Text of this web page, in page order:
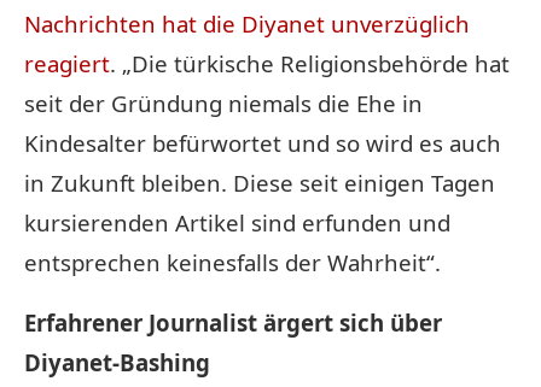
Nachrichten hat die Diyanet unverzüglich
reagiert. „Die türkische Religionsbehörde hat
seit der Gründung niemals die Ehe in
Kindesalter befürwortet und so wird es auch
in Zukunft bleiben. Diese seit einigen Tagen
kursierenden Artikel sind erfunden und
entsprechen keinesfalls der Wahrheit“.
Erfahrener Journalist ärgert sich über
Diyanet-Bashing